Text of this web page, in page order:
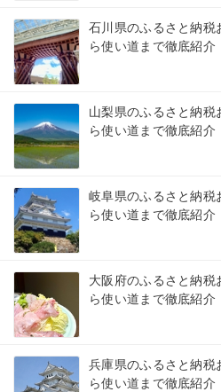
石川県のふるさと納税
ら使い道まで徹底紹介
山梨県のふるさと納
ら使い道まで徹底紹介
岐阜県のふるさと納税
ら使い道まで徹底紹介
大阪府のふるさと納
ら使い道まで徹底紹介
兵庫県のふるさと納税
ら使い道まで徹底紹介